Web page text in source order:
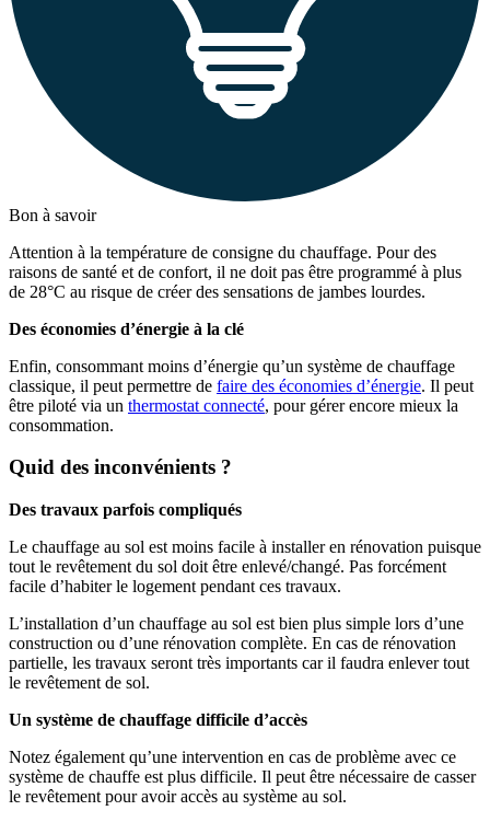
Bon à savoir
Attention à la température de consigne du chauffage. Pour des
raisons de santé et de confort, il ne doit pas être programmé à plus
de 28°C au risque de créer des sensations de jambes lourdes.
Des économies d’énergie à la clé
Enfin, consommant moins d’énergie qu’un système de chauffage
classique, il peut permettre de faire des économies d’énergie. Il peut
être piloté via un thermostat connecté, pour gérer encore mieux la
consommation.
Quid des inconvénients ?
Des travaux parfois compliqués
Le chauffage au sol est moins facile à installer en rénovation puisque
tout le revêtement du sol doit être enlevé/changé. Pas forcément
facile d’habiter le logement pendant ces travaux.
L’installation d’un chauffage au sol est bien plus simple lors d’une
construction ou d’une rénovation complète. En cas de rénovation
partielle, les travaux seront très importants car il faudra enlever tout
le revêtement de sol.
Un système de chauffage difficile d’accès
Notez également qu’une intervention en cas de problème avec ce
système de chauffe est plus difficile. Il peut être nécessaire de casser
le revêtement pour avoir accès au système au sol.